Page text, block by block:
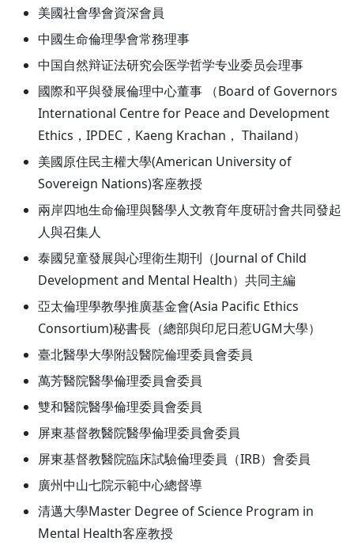
美國社會學會資深會員
中國生命倫理學會常務理事
中国自然辩证法研究会医学哲学专业委员会理事
國際和平與發展倫理中心董事 （Board of Governors
International Centre for Peace and Development
Ethics，IPDEC，Kaeng Krachan， Thailand）
美國原住民主權大學(American University of
Sovereign Nations)客座教授
兩岸四地生命倫理與醫學人文教育年度研討會共同發起
人與召集人
泰國兒童發展與心理衛生期刊（Journal of Child
Development and Mental Health）共同主編
亞太倫理學教學推廣基金會(Asia Pacific Ethics
Consortium)秘書長（總部與印尼日惹UGM大學）
臺北醫學大學附設醫院倫理委員會委員
萬芳醫院醫學倫理委員會委員
雙和醫院醫學倫理委員會委員
屏東基督教醫院醫學倫理委員會委員
屏東基督教醫院臨床試驗倫理委員（IRB）會委員
廣州中山七院示範中心總督導
清邁大學Master Degree of Science Program in
Mental Health客座教授